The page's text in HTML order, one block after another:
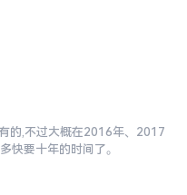
的,不过大概在2016年、2017
快要十年的时间了。